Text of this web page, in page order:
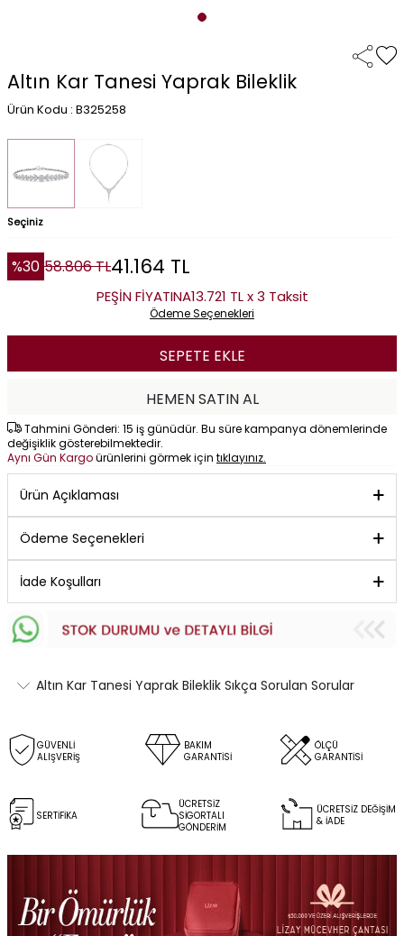
Altın Kar Tanesi Yaprak Bileklik
Ürün Kodu : B325258
Seçiniz
%30 58.806TL41.164 TL
PEŞİN FİYATINA13.721 TL x 3 Taksit
Ödeme Seçenekleri
SEPETE EKLE
HEMEN SATIN AL
Tahmini Gönderi: 15 iş günüdür. Bu süre kampanya dönemlerinde
değişiklik gösterebilmektedir.
Aynı Gün Kargoürünlerini görmek için tıklayınız.
Ürün Açıklaması
Ödeme Seçenekleri
İade Koşulları
Altın Kar Tanesi Yaprak Bileklik Sıkça Sorulan Sorular
GÜVENLİ
ALIŞVERİŞ
BAKIM
GARANTİSİ
ÖLÇÜ
GARANTİSİ
SERTİFİKA
ÜCRETSİZ
SİGORTALI
GÖNDERİM
ÜCRETSİZ DEĞİŞİM
& İADE